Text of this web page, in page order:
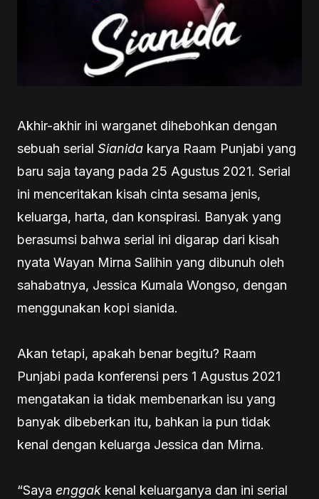
Akhir-akhir ini warganet dihebohkan dengan
sebuah serial Sianida karya Raam Punjabi yang
baru saja tayang pada 25 Agustus 2021. Serial
ini menceritakan kisah cinta sesama jenis,
keluarga, harta, dan konspirasi. Banyak yang
berasumsi bahwa serial ini digarap dari kisah
nyata Wayan Mirna Salihin yang dibunuh oleh
sahabatnya, Jessica Kumala Wongso, dengan
menggunakan kopi sianida.
Akan tetapi, apakah benar begitu? Raam
Punjabi pada konferensi pers 1 Agustus 2021
mengatakan ia tidak membenarkan isu yang
banyak dibeberkan itu, bahkan ia pun tidak
kenal dengan keluarga Jessica dan Mirna.
“Saya enggak kenal keluarganya dan ini serial